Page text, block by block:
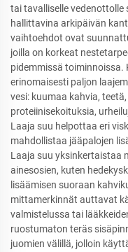
tai tavalliselle vedenottolle
hallittavina arkipäivän
vaihtoehdot ovat
joilla on korkeat
pidemmissä toiminnoissa.
erinomaisesti paljon
vesi: kuumaa kahvia,
proteiinisekoituksia,
Laaja suu helpottaa eri
mahdollistaa jääpalojen
Laaja suu yksinkertaistaa
ainesosien, kuten
lisäämisen suoraan
mittamerkinnät auttavat
valmistelussa tai
ruostumaton teräs
juomien välillä, jolloin